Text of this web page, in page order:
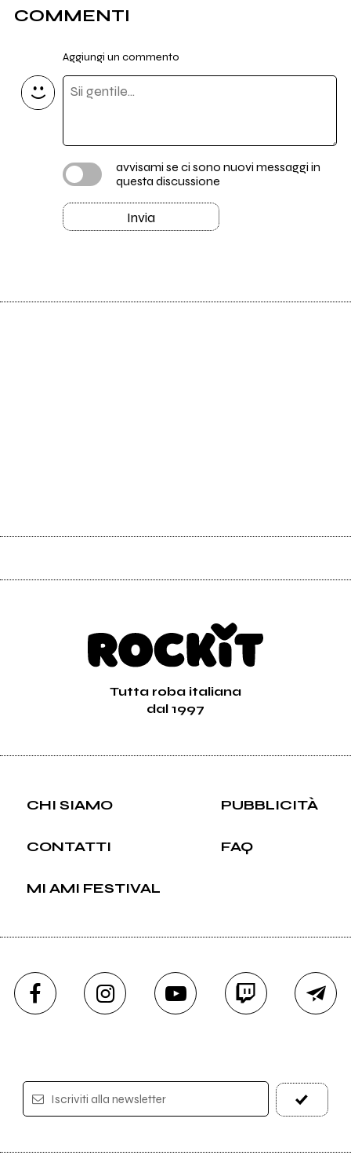
COMMENTI
Aggiungi un commento
avvisami se ci sono nuovi messaggi in
questa discussione
Invia
Tutta roba italiana
dal 1997
CHI SIAMO PUBBLICITÀ
CONTATTI FAQ
MI AMI FESTIVAL
Iscriviti alla newsletter